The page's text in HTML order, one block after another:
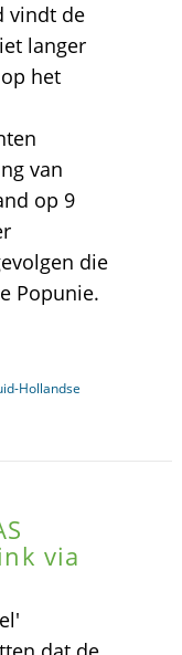
vindt de
langer
het
van
op 9
die
Popunie.
Hollandse
via